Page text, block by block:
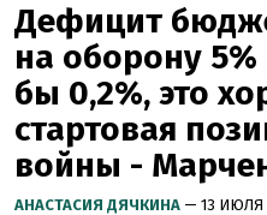
Дефицит
на оборону 5%
бы 0,2%, это
стартовая
войны -
АНАСТАСИЯ ДЯЧКИНА — 13 ИЮЛЯ